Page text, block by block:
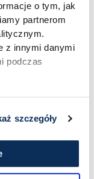
o tym, jak
partnerom
z innymi danymi
podczas
szczegóły
do